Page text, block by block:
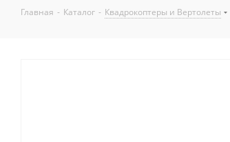
Главная - Каталог - Квадрокоптеры и Вертолеты